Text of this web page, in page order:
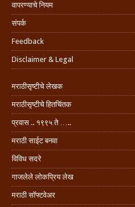
वापरण्याचे नियम
संपर्क
Feedback
Disclaimer & Legal
मराठीसृष्टीचे लेखक
मराठीसृष्टीचे हितचिंतक
प्रवास .. १९९५ ते …..
मराठी साईट बनवा
विविध सदरे
गाजलेले लोकप्रिय लेख
मराठी सॉफ्टवेअर